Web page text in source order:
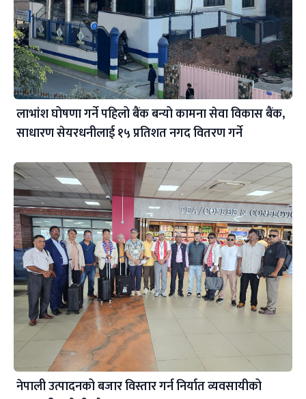
लाभांश घोषणा गर्ने पहिलो बैंक बन्यो कामना सेवा विकास बैंक,
साधारण सेयरधनीलाई १५ प्रतिशत नगद वितरण गर्ने
नेपाली उत्पादनको बजार विस्तार गर्न निर्यात व्यवसायीको